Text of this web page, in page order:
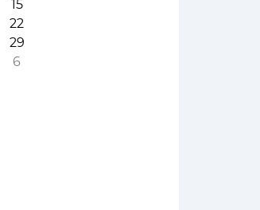
15
22
29
6